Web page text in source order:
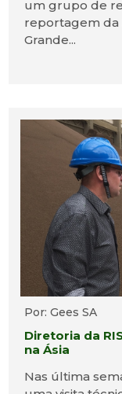
um grupo de
reportagem da
Grande...
Por: Gees SA
Diretoria da
na Ásia
Nas última